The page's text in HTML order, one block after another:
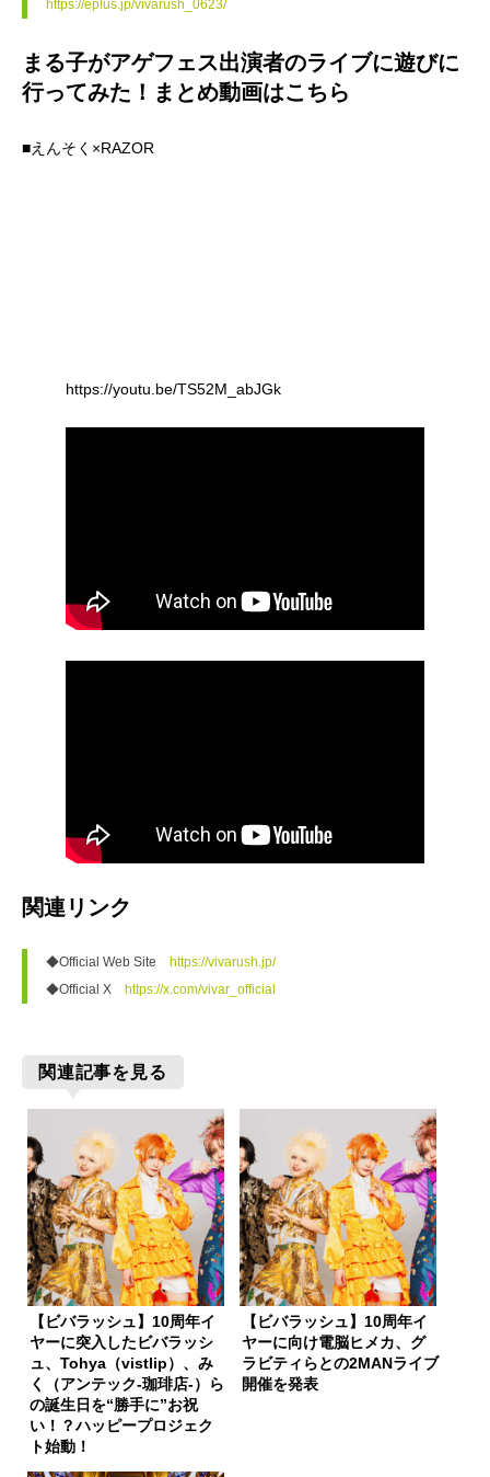
https://eplus.jp/vivarush_0623/
まる子がアゲフェス出演者のライブに遊びに
行ってみた！まとめ動画はこちら
■えんそく×RAZOR
https://youtu.be/TS52M_abJGk
関連リンク
◆Official Web Site https://vivarush.jp/
◆Official X https://x.com/vivar_official
関連記事を見る
【ビバラッシュ】10周年イ
ヤーに突入したビバラッシ
ュ、Tohya（vistlip）、み
く（アンテック-珈琲店-）ら
の誕生日を“勝手に”お祝
い！？ハッピープロジェク
ト始動！
【ビバラッシュ】10周年イ
ヤーに向け電脳ヒメカ、グ
ラビティらとの2MANライブ
開催を発表